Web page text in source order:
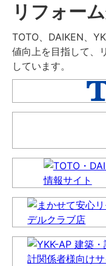
リフォー
TOTO、DAIKEN、
値向上を目指して、
しています。